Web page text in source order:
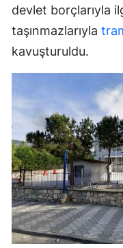
devlet borçlarıyla
taşınmazlarıyla
kavuşturuldu.